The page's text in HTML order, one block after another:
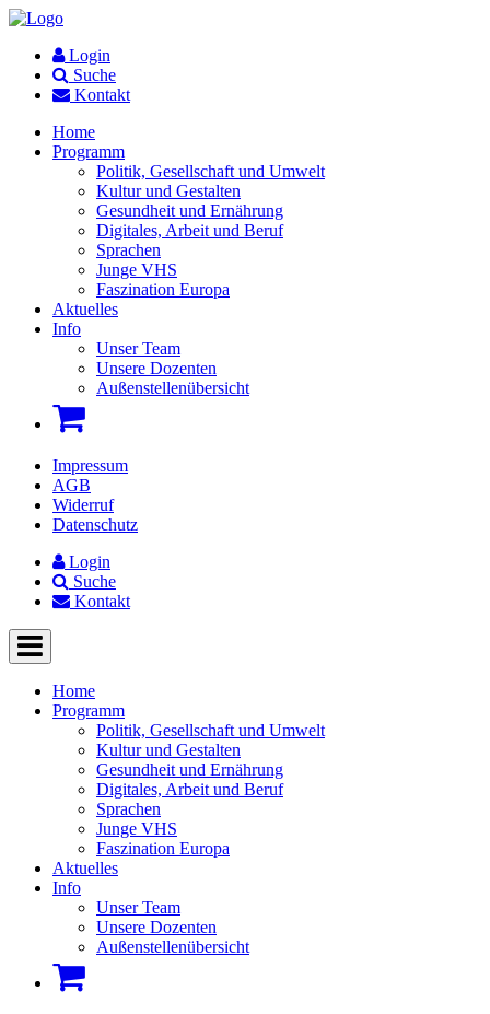
Login
Suche
Kontakt
Home
Programm
Politik, Gesellschaft und Umwelt
Kultur und Gestalten
Gesundheit und Ernährung
Digitales, Arbeit und Beruf
Sprachen
Junge VHS
Faszination Europa
Aktuelles
Info
Unser Team
Unsere Dozenten
Außenstellenübersicht
Impressum
AGB
Widerruf
Datenschutz
Login
Suche
Kontakt
Home
Programm
Politik, Gesellschaft und Umwelt
Kultur und Gestalten
Gesundheit und Ernährung
Digitales, Arbeit und Beruf
Sprachen
Junge VHS
Faszination Europa
Aktuelles
Info
Unser Team
Unsere Dozenten
Außenstellenübersicht